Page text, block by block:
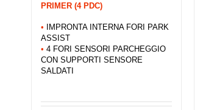
PRIMER (4 PDC)
•
IMPRONTA INTERNA FORI PARK
ASSIST
• 4 FORI SENSORI PARCHEGGIO
CON SUPPORTI SENSORE
SALDATI